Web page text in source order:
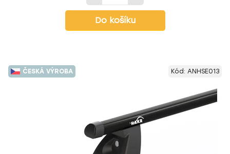
Do košíku
ČESKÁ VÝROBA Kód: ANHSE013